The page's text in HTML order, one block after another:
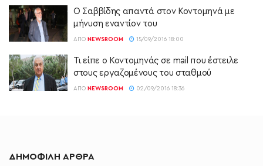
Ο Σαββίδης απαντά στον Κοντομηνά με
μήνυση εναντίον του
ΑΠΌ NEWSROOM 15/09/2016 18:00
Τι είπε ο Κοντομηνάς σε mail που έστειλε
στους εργαζομένους του σταθμού
ΑΠΌ NEWSROOM 02/09/2016 18:36
ΔΗΜΟΦΙΛΗ ΑΡΘΡΑ